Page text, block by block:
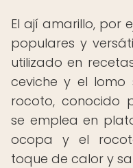
El ají amarillo, por
populares y
utilizado en
ceviche y el lomo
rocoto, conocido
se emplea en
ocopa y el
toque de calor y